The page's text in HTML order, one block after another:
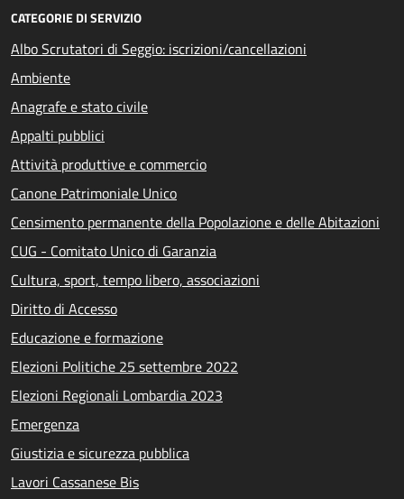
CATEGORIE DI SERVIZIO
Albo Scrutatori di Seggio: iscrizioni/cancellazioni
Ambiente
Anagrafe e stato civile
Appalti pubblici
Attività produttive e commercio
Canone Patrimoniale Unico
Censimento permanente della Popolazione e delle Abitazioni
CUG - Comitato Unico di Garanzia
Cultura, sport, tempo libero, associazioni
Diritto di Accesso
Educazione e formazione
Elezioni Politiche 25 settembre 2022
Elezioni Regionali Lombardia 2023
Emergenza
Giustizia e sicurezza pubblica
Lavori Cassanese Bis